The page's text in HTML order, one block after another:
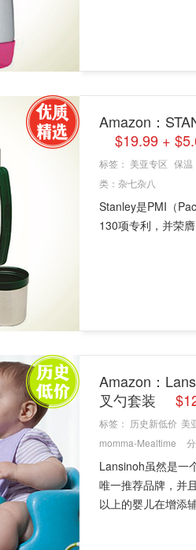
Amazon：
$19.99 +
标签： 美亚专区 保温
类： 杂七杂八
Stanley是PMI（
130项专利，并荣
Amazon：
叉勺套装
标签： 历史新低价 美
momma-Mealtime
Lansinoh虽然是一
唯一推荐品牌，并
以上的婴儿在增添